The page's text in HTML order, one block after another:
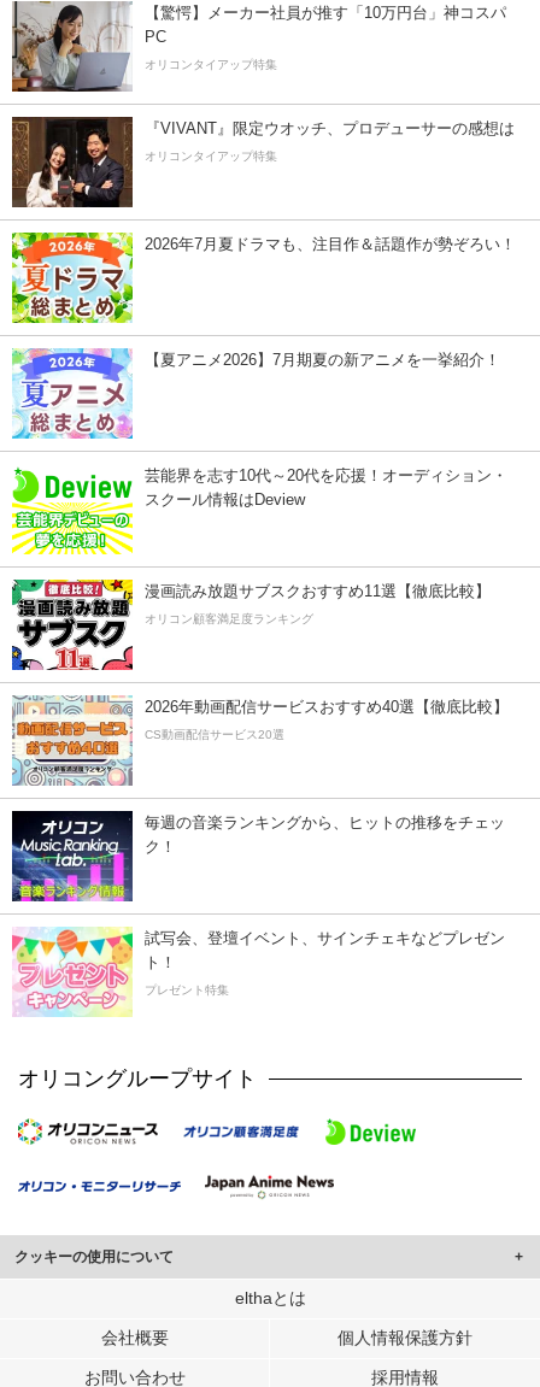
【驚愕】メーカー社員が推す「10万円台」神コスパ
PC
オリコンタイアップ特集
『VIVANT』限定ウオッチ、プロデューサーの感想は
オリコンタイアップ特集
2026年7月夏ドラマも、注目作＆話題作が勢ぞろい！
【夏アニメ2026】7月期夏の新アニメを一挙紹介！
芸能界を志す10代～20代を応援！オーディション・
スクール情報はDeview
漫画読み放題サブスクおすすめ11選【徹底比較】
オリコン顧客満足度ランキング
2026年動画配信サービスおすすめ40選【徹底比較】
CS動画配信サービス20選
毎週の音楽ランキングから、ヒットの推移をチェッ
ク！
試写会、登壇イベント、サインチェキなどプレゼン
ト！
プレゼント特集
オリコングループサイト
クッキーの使用について
このサイトでは Cookie を使用して、ユーザーに合わせたコンテンツや広告の
行っています。
メディアや広告配信、データ解析の各パートナーに提供しています。
elthaとは
会社概要 個人情報保護方針
お問い合わせ 採用情報